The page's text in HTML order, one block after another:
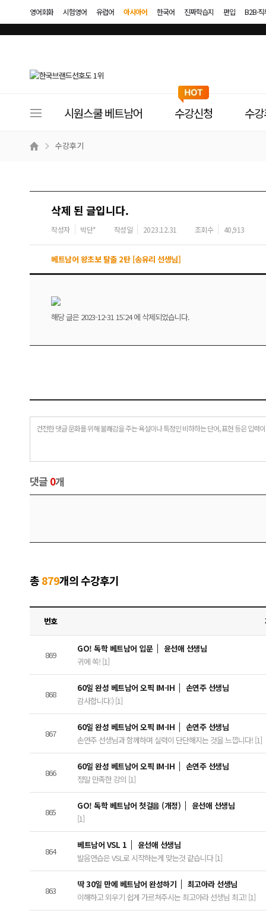
영어회화 시험영어 유럽어 아시아어 한국어 진짜학습지 편입 B2B·
이
메
시원스쿨 베트남어 수강신청 수
수강후기
삭제 된 글입니다.
작성자 박단* 작성일 2023.12.31 조회수 40,913
베트남어 왕초보 탈출 2탄 [송유리 선생님]
해당 글은 2023-12-31 15:24 에 삭제되었습니다.
건전한 댓글 문화를 위해 불쾌감을 주는 욕설이나 특정인 비하하는 단어, 표현 등은 입력
댓글 0개
총879개의 수강후기
번호
869
GO! 독학 베트남어 입문
윤선애 선생님
귀에 쏙! [1]
868
60일 완성 베트남어 오픽 IM-IH
손연주 선생님
감사합니다:) [1]
867
60일 완성 베트남어 오픽 IM-IH
손연주 선생님
손연주 선생님과 함께하며 실력이 단단해지는 것을 느낍니다! [1]
866
60일 완성 베트남어 오픽 IM-IH
손연주 선생님
정말 만족한 강의 [1]
865
GO! 독학 베트남어 첫걸음 (개정)
윤선애 선생님
[1]
864
베트남어 VSL 1
윤선애 선생님
발음연습은 VSL로 시작하는게 맞는것 같습니다 [1]
863
딱 30일 만에 베트남어 완성하기
최고아라 선생님
이해하고 외우기 쉽게 가르쳐주시는 최고아라 선생님 최고! [1]